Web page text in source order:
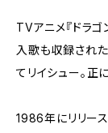
TVアニメ『ドラ
入歌も収録され
てリイシュー。正
1986年にリリー